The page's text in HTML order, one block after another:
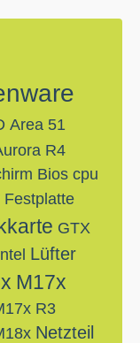
Area 51
R4
Bios cpu
Festplatte
GTX
Lüfter
M17x
R3
Netzteil